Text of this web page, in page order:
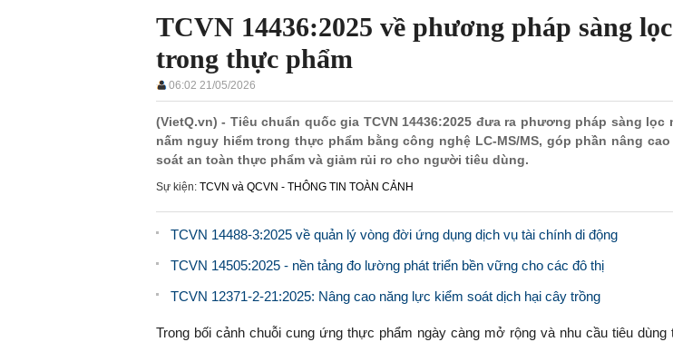
TCVN 14436:2025 về phương pháp sàng
trong thực phẩm
06:02 21/05/2026
(VietQ.vn) - Tiêu chuẩn quốc gia TCVN 14436:2025 đưa ra phương pháp sàng lọc
nấm nguy hiểm trong thực phẩm bằng công nghệ LC-MS/MS, góp phần nâng
soát an toàn thực phẩm và giảm rủi ro cho người tiêu dùng.
Sự kiện: TCVN và QCVN - THÔNG TIN TOÀN CẢNH
TCVN 14488-3:2025 về quản lý vòng đời ứng dụng dịch vụ tài chính di động
TCVN 14505:2025 - nền tảng đo lường phát triển bền vững cho các đô thị
TCVN 12371-2-21:2025: Nâng cao năng lực kiểm soát dịch hại cây trồng
Trong bối cảnh chuỗi cung ứng thực phẩm ngày càng mở rộng và nhu cầu tiêu dùng